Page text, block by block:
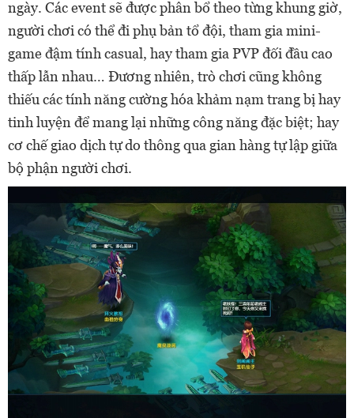
ngày. Các event sẽ được phân bổ theo từng khung giờ,
người chơi có thể đi phụ bản tổ đội, tham gia mini-
game đậm tính casual, hay tham gia PVP đối đầu cao
thấp lẫn nhau… Đương nhiên, trò chơi cũng không
thiếu các tính năng cường hóa khảm nạm trang bị hay
tinh luyện để mang lại những công năng đặc biệt; hay
cơ chế giao dịch tự do thông qua gian hàng tự lập giữa
bộ phận người chơi.